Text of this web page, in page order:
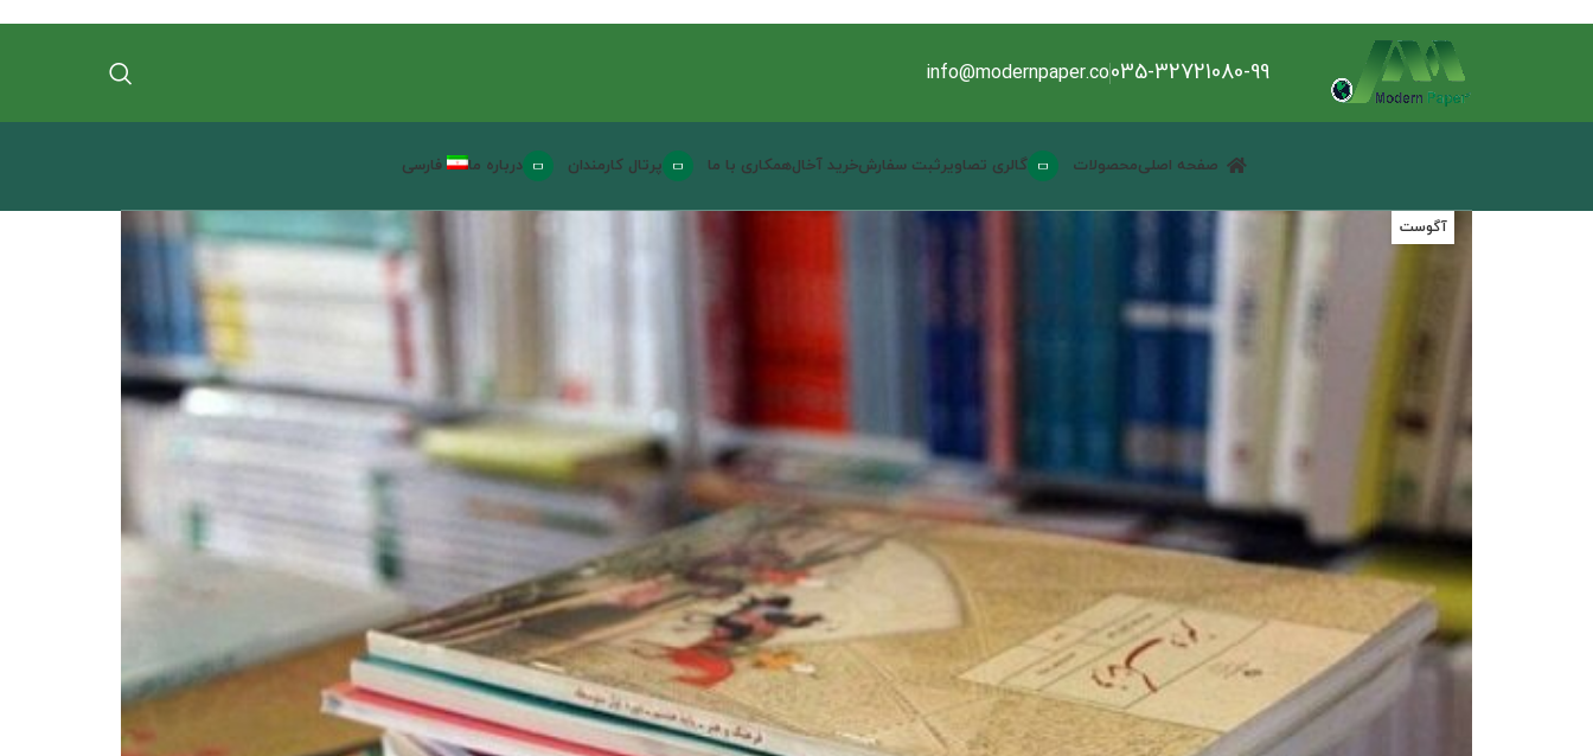
035-32721080-99
info@modernpaper.co
صفحه اصلیمحصولات گالری تصاویرثبت سفارشخرید آخالهمکاری با ما پرتال کارمندان درباره ما فارسی
صرفه جویی ارزی ۵۰ میلیون دلاری با چاپ کتب درسی از کاغذ ایرانی
ارسال توسط عباس دری
24
آگوست